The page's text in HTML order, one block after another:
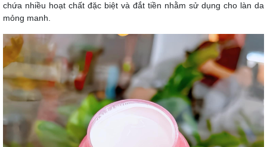
chứa nhiều hoạt chất đặc biệt và đắt tiền nhằm sử dụng cho làn da
mỏng manh.